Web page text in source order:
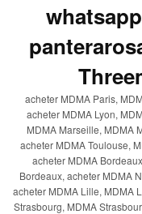
acheter MDMA Paris,
acheter MDMA Lyon,
MDMA Marseille, MDMA
acheter MDMA Toulouse,
acheter MDMA
Bordeaux, acheter MDMA
acheter MDMA Lille, MDMA
Strasbourg, MDMA